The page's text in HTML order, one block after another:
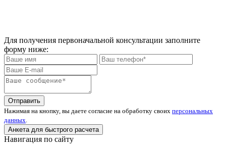
Для получения первоначальной консультации заполните
форму ниже:
Отправить
Нажимая на кнопку, вы даете согласие на обработку своих персональных
данных
Анкета для быстрого расчета
Навигация по сайту